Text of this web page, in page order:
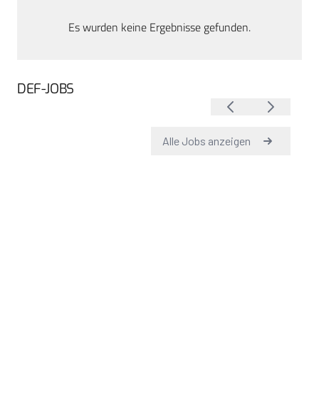
Es wurden keine Ergebnisse gefunden.
DEF-JOBS